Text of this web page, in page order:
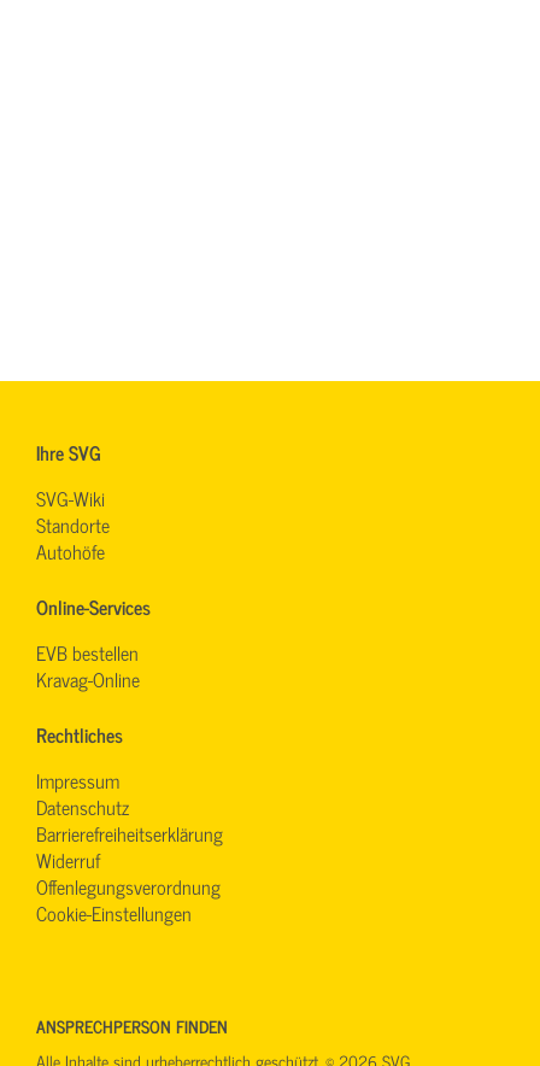
Ihre SVG
SVG-Wiki
Standorte
Autohöfe
Online-Services
EVB bestellen
Kravag-Online
Rechtliches
Impressum
Datenschutz
Barrierefreiheitserklärung
Widerruf
Offenlegungsverordnung
Cookie-Einstellungen
ANSPRECHPERSON FINDEN
Alle Inhalte sind urheberrechtlich geschützt. © 2026 SVG